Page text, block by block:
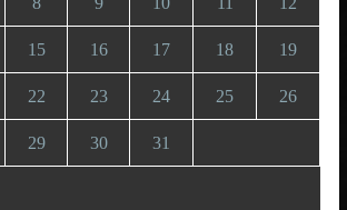
15 16 17 18 19
22 23 24 25 26
29 30 31